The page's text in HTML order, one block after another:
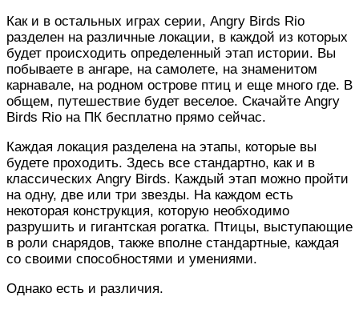
Как и в остальных играх серии, Angry Birds Rio
разделен на различные локации, в каждой из которых
будет происходить определенный этап истории. Вы
побываете в ангаре, на самолете, на знаменитом
карнавале, на родном острове птиц и еще много где. В
общем, путешествие будет веселое. Скачайте Angry
Birds Rio на ПК бесплатно прямо сейчас.
Каждая локация разделена на этапы, которые вы
будете проходить. Здесь все стандартно, как и в
классических Angry Birds. Каждый этап можно пройти
на одну, две или три звезды. На каждом есть
некоторая конструкция, которую необходимо
разрушить и гигантская рогатка. Птицы, выступающие
в роли снарядов, также вполне стандартные, каждая
со своими способностями и умениями.
Однако есть и различия.